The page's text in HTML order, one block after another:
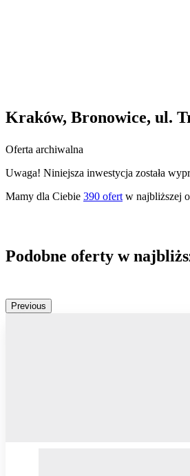
Kraków, Bronowice, ul.
Oferta archiwalna
Uwaga! Niniejsza inwestycja została
Mamy dla Ciebie 390 ofert w najbliższej
Podobne oferty w
Previous